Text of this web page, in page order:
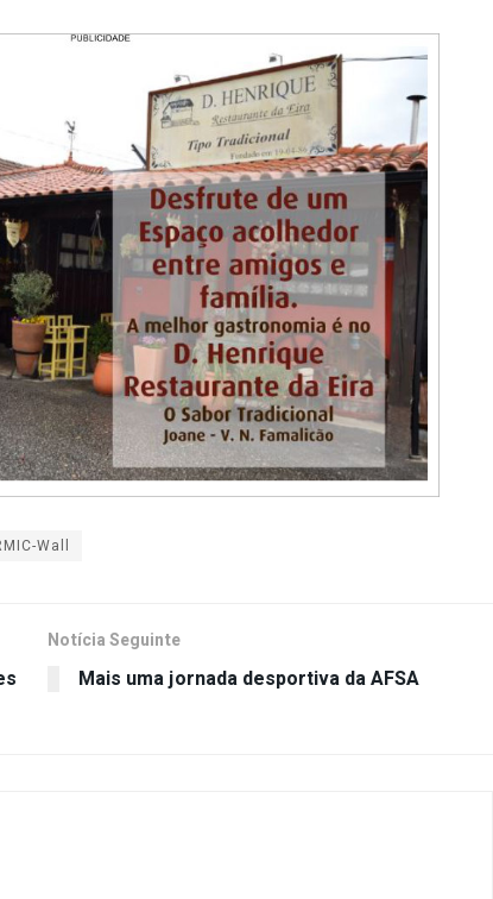
Wall
Notícia Seguinte
Mais uma jornada desportiva da AFSA